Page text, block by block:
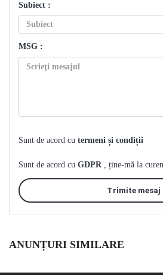
Subiect :
MSG :
Sunt de acord cu termeni și condiții
Sunt de acord cu GDPR , ține-mă la
Trimite mesaj
ANUNȚURI SIMILARE